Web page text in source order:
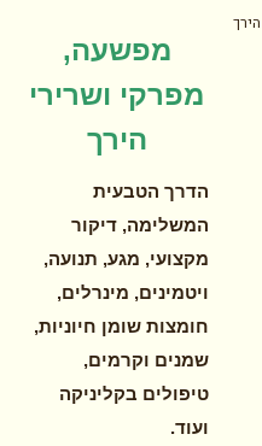
מפשעה,
מפרקי ושרירי
הדרך הטבעית
המשלימה, דיקור
מקצועי, מגע, תנועה,
ויטמינים, מינרלים,
חומצות שומן חיוניות,
שמנים וקרמים,
טיפולים בקליניקה